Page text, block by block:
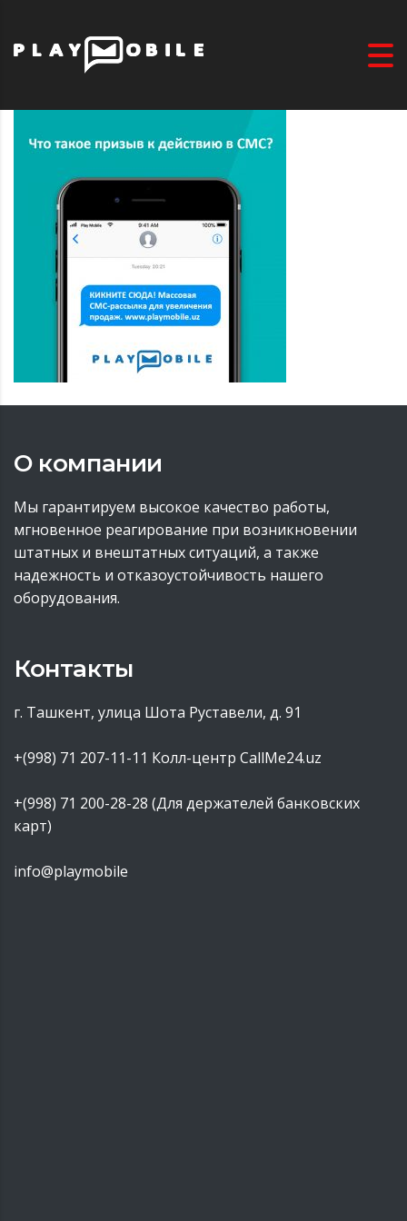
О компании
Мы гарантируем высокое качество работы,
мгновенное реагирование при возникновении
штатных и внештатных ситуаций, а также
надежность и отказоустойчивость нашего
оборудования.
Контакты
г. Ташкент, улица Шота Руставели, д. 91
+(998) 71 207-11-11 Колл-центр CallMe24.uz
+(998) 71 200-28-28 (Для держателей банковских
карт)
info@playmobile